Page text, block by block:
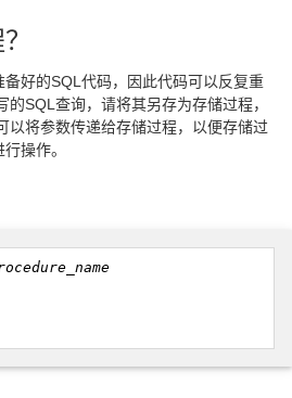
好的SQL代码，因此代码可以反复重
SQL查询，请将其另存为存储过程，
以将参数传递给存储过程，以便存储过
操作。